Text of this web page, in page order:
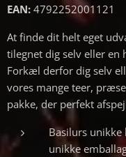
EAN: 4792252001121
At finde dit helt eget
tilegnet dig selv eller en
Forkæl derfor dig selv
vores mange teer,
pakke, der perfekt
Basilurs
unikke